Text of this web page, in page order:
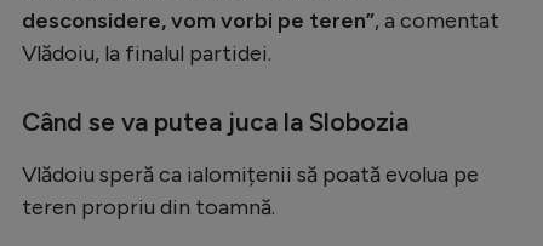
Intră în cont
desconsidere, vom vorbi pe teren”, a comentat
Vlădoiu, la finalul partidei.
Când se va putea juca la Slobozia
Vlădoiu speră ca ialomițenii să poată evolua pe
teren propriu din toamnă.